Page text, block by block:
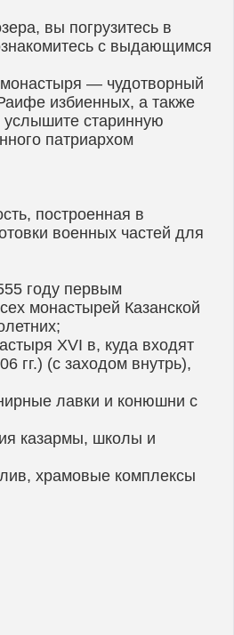
вы погрузитесь в
с выдающимся
монастыря — чудотворный
избиенных, а также
старинную
патриархом
построенная в
военных частей для
году первым
монастырей Казанской
XVI в, куда входят
гг.) (с заходом внутрь),
лавки и конюшни с
казармы, школы и
храмовые комплексы